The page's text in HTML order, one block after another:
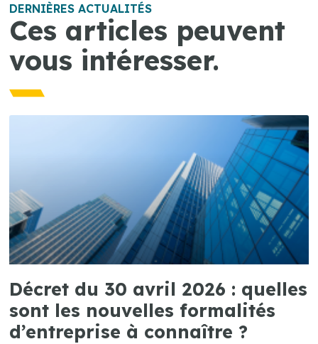
DERNIÈRES ACTUALITÉS
Ces articles peuvent
vous intéresser.
Décret du 30 avril 2026 : quelles
sont les nouvelles formalités
d’entreprise à connaître ?